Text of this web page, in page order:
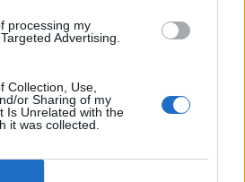
processing my
Advertising.
Collection, Use,
or Sharing of my
Is Unrelated with the
it was collected.
ma i 100 crollano del
Programma Rita Levi